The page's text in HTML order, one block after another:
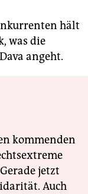
hält
was die
angeht.
kommenden
jetzt
Auch